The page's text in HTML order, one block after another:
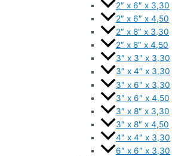
2″ x 6″ x 3,30
2″ x 6″ x 4,50
2″ x 8″ x 3,30
2″ x 8″ x 4,50
3″ x 3″ x 3,30
3″ x 4″ x 3,30
3″ x 6″ x 3,30
3″ x 6″ x 4,50
3″ x 8″ x 3,30
3″ x 8″ x 4,50
4″ x 4″ x 3,30
6″ x 6″ x 3,30